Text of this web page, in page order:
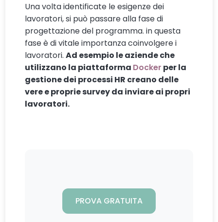
Una volta identificate le esigenze dei
lavoratori, si può passare alla fase di
progettazione del programma. in questa
fase è di vitale importanza coinvolgere i
lavoratori.Ad esempio le aziende che
utilizzano la piattaforma Docker per la
gestione dei processi HR creano delle
vere e proprie survey da inviare ai propri
lavoratori.
PROVA GRATUITA